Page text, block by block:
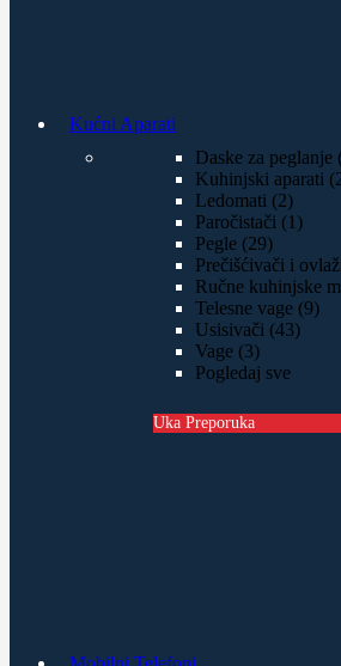
Kućni Aparati
Daske za peglanje
Kuhinjski aparati
Ledomati (2)
Paročistači (1)
Pegle (29)
Prečišćivači i
Ručne kuhinjske
Telesne vage (9)
Usisivači (43)
Vage (3)
Pogledaj sve
Uka Preporuka